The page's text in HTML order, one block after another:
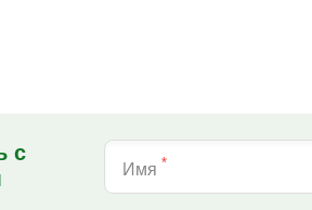
с
Имя *